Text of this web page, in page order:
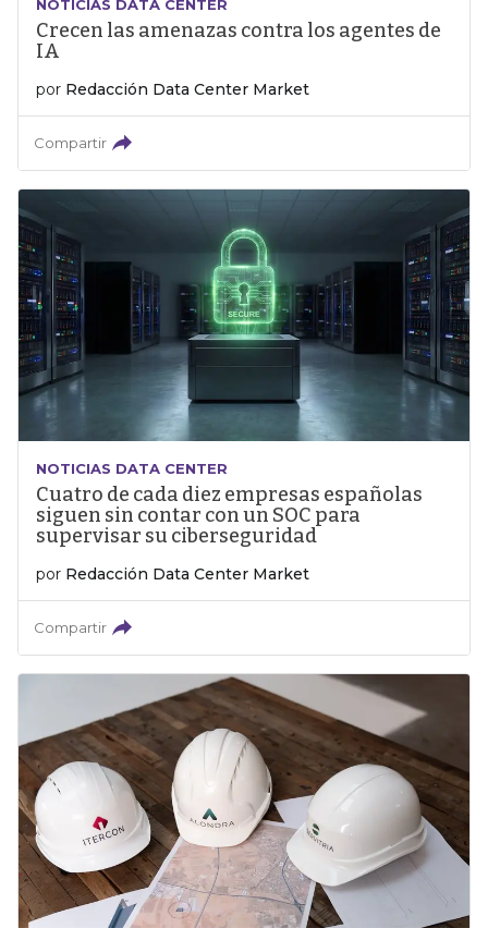
NOTICIAS DATA CENTER
Crecen las amenazas contra los agentes de
IA
por Redacción Data Center Market
Compartir
NOTICIAS DATA CENTER
Cuatro de cada diez empresas españolas
siguen sin contar con un SOC para
supervisar su ciberseguridad
por Redacción Data Center Market
Compartir